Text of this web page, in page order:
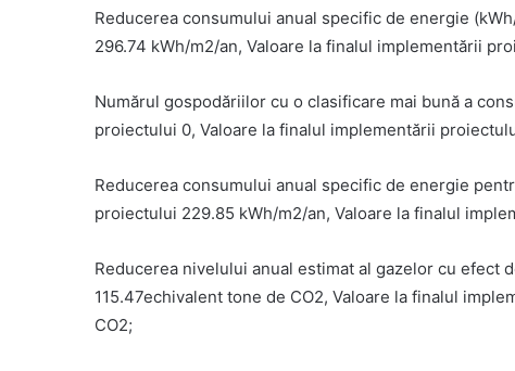
Reducerea consumului anual specific de energie
296.74 kWh/m2/an, Valoare la finalul implementării
Numărul gospodăriilor cu o clasificare mai bună a
proiectului 0, Valoare la finalul implementării
Reducerea consumului anual specific de energie
proiectului 229.85 kWh/m2/an, Valoare la finalul
Reducerea nivelului anual estimat al gazelor cu efect
115.47echivalent tone de CO2, Valoare la finalul
CO2;